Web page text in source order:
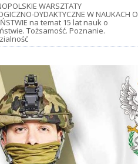
WARSZTATY
DYDAKTYCZNE W NAUKACH O
na temat 15 lat nauk o
Tożsamość. Poznanie.